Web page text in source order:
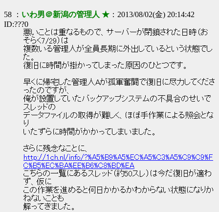
58 ： いわ男＠新潟の管理人 ★ ：2013/08/02(金) 20:14:42
ID:???0
悪いことは重なるもので、サーバーが閉鎖された日時（お
そらく7/29）は
複数いる管理人が全員長期に外出しているという状態でし
た。
復旧に時間が掛かってしまった原因のひとつです。
早くに帰宅した管理人Aが孤軍奮闘で復旧に尽力してくださ
ったのですが、
俺が設置していたバックアップシステムの不具合のせいで
スレッドの
データファイルの取得が難しく、ほぼ手作業による照会とな
り
いたずらに時間がかかってしまいました。
さらに残念なことに、
http://1ch.nl/info/?%A5%B9%A5%EC%A5%C3%A5%C9%C9%F
C%B5%EC%BA%EE%B6%C8%BD%EA
こちらの一覧にあるスレッド（約50スレ）は今だ復旧が適わ
ず、仮に
この作業を進めると何日かかるかわからない状態になりか
ねないことも
解ってきました。